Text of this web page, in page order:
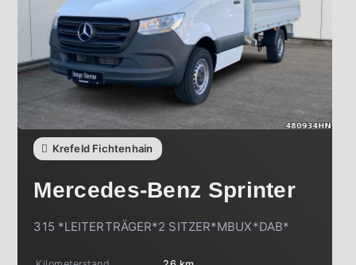
Krefeld Fichtenhain
Mercedes-Benz Sprinter
315 *LEITERTRÄGER*2 SITZER*MBUX*DAB*